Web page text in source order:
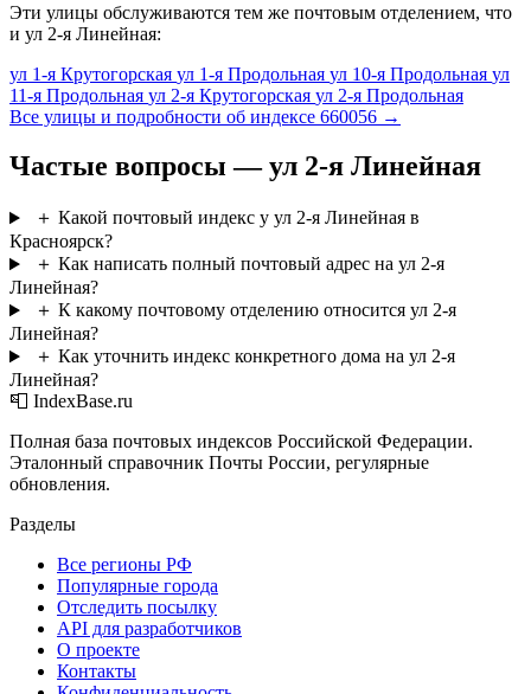
Эти улицы обслуживаются тем же почтовым отделением, что
и ул 2-я Линейная:
ул 1-я Крутогорская ул 1-я Продольная ул 10-я Продольная ул
11-я Продольная ул 2-я Крутогорская ул 2-я Продольная
Все улицы и подробности об индексе 660056 →
Частые вопросы — ул 2-я Линейная
＋ Какой почтовый индекс у ул 2-я Линейная в
Красноярск?
＋ Как написать полный почтовый адрес на ул 2-я
Линейная?
＋ К какому почтовому отделению относится ул 2-я
Линейная?
＋ Как уточнить индекс конкретного дома на ул 2-я
Линейная?
📮 IndexBase.ru
Полная база почтовых индексов Российской Федерации.
Эталонный справочник Почты России, регулярные
обновления.
Разделы
Все регионы РФ
Популярные города
Отследить посылку
API для разработчиков
О проекте
Контакты